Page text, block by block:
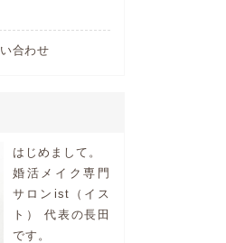
合わせ
はじめまして。
婚活メイク専門
サロンist（イス
ト） 代表の長田
です。